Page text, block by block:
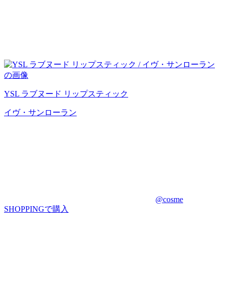
YSL ラブヌード リップスティック
イヴ・サンローラン
@cosme
SHOPPINGで購入